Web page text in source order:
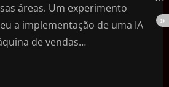
áreas. Um experimento
a implementação de uma IA
de vendas…